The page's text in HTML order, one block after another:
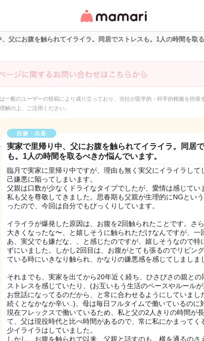
リ・情報サイト
父にお腹を触られてイライラ。同居でストレスも。1人の時間を取
一般のユーザーの投稿により成り立っており、当社が医学的・科学的根拠を担保
解の上、ご活用ください。
妊娠・出産
実家で里帰り中、父にお腹を触られてイライラ。同居
も。1人の時間を取るべきか悩んでいます。
臨月で実家に里帰り中ですが、理由も無く実父にイライラして
己嫌悪に陥ってしまいます。
父親は口数が少なくドライなタイプでしたが、愛情は感じてい
私も父を尊敬してきました。思春期も父親が生理的にNGとい
ったので、今回は自分でもびっくりしています。
イライラが爆発した原因は、お腹を2回触られたことです。さ
大きくなったな〜、と嬉しそうに触られただけなんですが、一
あ、実父でも嫌だな、、と感じたのですが、嬉しそうなので特
ずにいました。しかし2回目は、お腹がとても張るのでリビン
ている時にいきなり触られ、かなりの嫌悪感を感じてしましま
それまでも、実家を出てから20年近く経ち、ひさびさの親との
ストレスを感じていたり、(お互いもう生活のペースやルールが
お世話になってるのだから、と常に合わせるようにしていまし
続くとなかなか辛い..)、母は毎日フルタイムで働いているのに
現在フレックスで働いているため、私と父の2人きりの時間が
て、父は現役時代と比べ時間があるので、常に私にかまってく
少イライラはしていました。
しかし、お腹を触られで以来、父親と話すのも、横を通るのさ